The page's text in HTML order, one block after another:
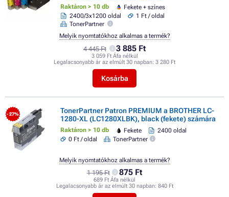
Raktáron > 10 db
Fekete + színes
2400/3x1200 oldal
1 Ft / oldal
TonerPartner
4 445 Ft 3 885 Ft
3 059 Ft Áfa nélkül
Legalacsonyabb ár az elmúlt 30 napban: 3 280 Ft
Kosárba
Melyik nyomtatókhoz alkalmas a termék?
- 27%
TonerPartner Patron PREMIUM a BROTHER LC-
1280-XL (LC1280XLBK), black (fekete) számára
Raktáron > 10 db Fekete
2400 oldal
0 Ft / oldal
TonerPartner
1 195 Ft 875 Ft
689 Ft Áfa nélkül
Legalacsonyabb ár az elmúlt 30 napban: 840 Ft
Melyik nyomtatókhoz alkalmas a termék?